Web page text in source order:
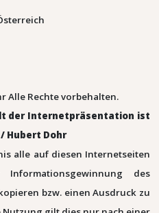
Alle Rechte vorbehalten.
der Internetpräsentation ist
/ Hubert Dohr
alle auf diesen Internetseiten
des
bzw. einen Ausdruck zu